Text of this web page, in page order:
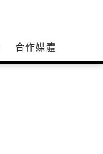
合作媒體